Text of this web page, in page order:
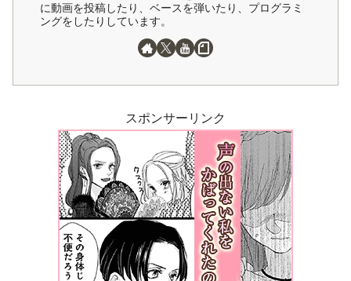
に動画を投稿したり、ベースを弾いたり、プログラミ
ングをしたりしています。
スポンサーリンク